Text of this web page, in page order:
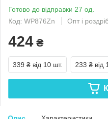
Готово до відправки 27 од.
Код: WP876Zn
Опт і
424 ₴
339 ₴ від 10 шт. 233 ₴ від